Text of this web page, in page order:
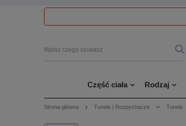
Część ciała Rodzaj
Strona główna Tunele | Rozpychacze Tunele